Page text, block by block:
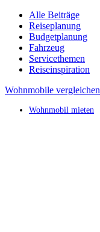
Alle Beiträge
Reiseplanung
Budgetplanung
Fahrzeug
Servicethemen
Reiseinspiration
Wohnmobile vergleichen
Wohnmobil mieten